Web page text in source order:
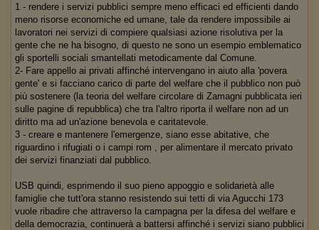
1 - rendere i servizi pubblici sempre meno efficaci ed efficienti dando
meno risorse economiche ed umane, tale da rendere impossibile ai
lavoratori nei servizi di compiere qualsiasi azione risolutiva per la
gente che ne ha bisogno, di questo ne sono un esempio emblematico
gli sportelli sociali smantellati metodicamente dal Comune.
2- Fare appello ai privati affinché intervengano in aiuto alla 'povera
gente' e si facciano carico di parte del welfare che il pubblico non può
più sostenere (la teoria del welfare circolare di Zamagni pubblicata ieri
sulle pagine di repubblica) che tra l'altro riporta il welfare non ad un
diritto ma ad un'azione benevola e caritatevole.
3 - creare e mantenere l'emergenze, siano esse abitative, che
riguardino i rifugiati o i campi rom , per alimentare il mercato privato
dei servizi finanziati dal pubblico.
USB quindi, esprimendo il suo pieno appoggio e solidarietà alle
famiglie che tutt'ora stanno resistendo sui tetti di via Agucchi 173
vuole ribadire che attraverso la campagna per la difesa del welfare e
della democrazia, continuerà a battersi affinché i servizi siano pubblici